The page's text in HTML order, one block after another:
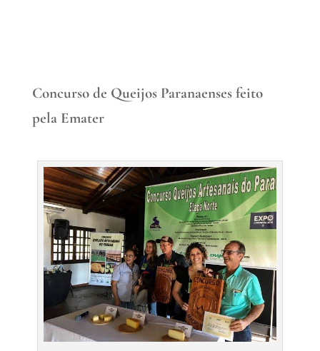
Concurso de Queijos Paranaenses feito
pela Emater